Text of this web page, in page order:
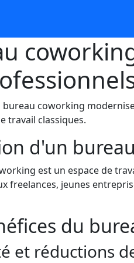
bureau coworking
travail classiques.
d'un
est un espace de
freelances, jeunes
du
et réductions